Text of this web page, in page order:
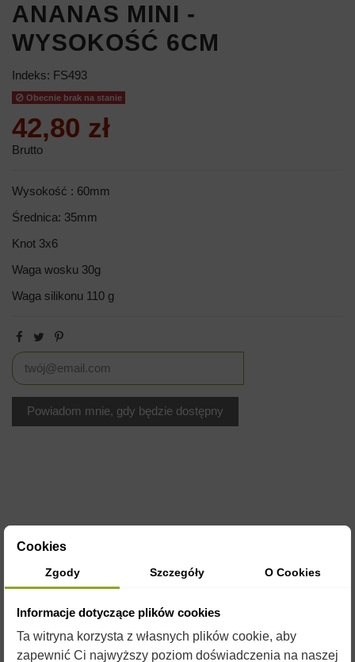
ANANAS MINI -
WYSOKOŚĆ 6CM
Indeks: FS493
Obecnie brak na stanie
42,80 zł
Brutto
Wysokość : 60mm
Średnica: 35mm
Knot 3x6
Waga wosku 30g
Waga silikonu 110 g
OPIS
silikonu o plastycznych właściwościach umożliwiających
wielokrotne ich użycie.
Cookies
Zgody Szczegóły O Cookies
Informacje dotyczące plików cookies
Ta witryna korzysta z własnych plików cookie, aby
zapewnić Ci najwyższy poziom doświadczenia na naszej